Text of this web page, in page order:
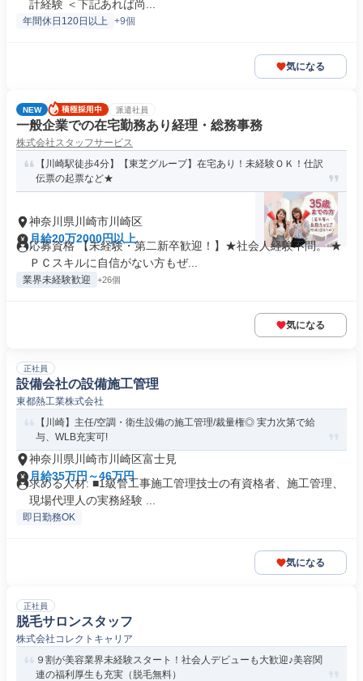
計経験 ＜下記あれば尚...
年間休日120日以上 +9個
気になる
NEW 派遣社員
一般企業での在宅勤務あり経理・総務事務
株式会社スタッフサービス
【川崎駅徒歩4分】【東芝グループ】在宅あり！未経験ＯＫ！仕訳
伝票の起票など★
神奈川県川崎市川崎区
月給20万2000円以上
応募資格 【未経験・第二新卒歓迎！】★社会人経験不問。 ★
ＰＣスキルに自信がない方もぜ...
業界未経験歓迎 +26個
気になる
正社員
設備会社の設備施工管理
東都熱工業株式会社
【川崎】主任/空調・衛生設備の施工管理/裁量権◎ 実力次第で給
与、WLB充実可!
神奈川県川崎市川崎区富士見
月給35万円～46万円
求める人材: ■1級管工事施工管理技士の有資格者、施工管理、
現場代理人の実務経験 ...
即日勤務OK
気になる
正社員
脱毛サロンスタッフ
株式会社コレクトキャリア
９割が美容業界未経験スタート！社会人デビューも大歓迎♪美容関
連の福利厚生も充実（脱毛無料）